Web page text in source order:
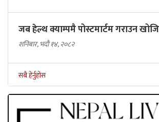
जब हेल्थ क्याम्पमै पोस्टमार्टम गराउन
शनिबार, भदौ १४, २०८२
सबै हेर्नुहोस